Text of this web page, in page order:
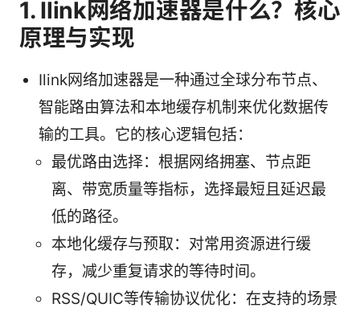
1. Ilink网络加速器是什么？核心
原理与实现
Ilink网络加速器是一种通过全球分布节点、
智能路由算法和本地缓存机制来优化数据传
输的工具。它的核心逻辑包括：
最优路由选择：根据网络拥塞、节点距
离、带宽质量等指标，选择最短且延迟最
低的路径。
本地化缓存与预取：对常用资源进行缓
存，减少重复请求的等待时间。
RSS/QUIC等传输协议优化：在支持的场景